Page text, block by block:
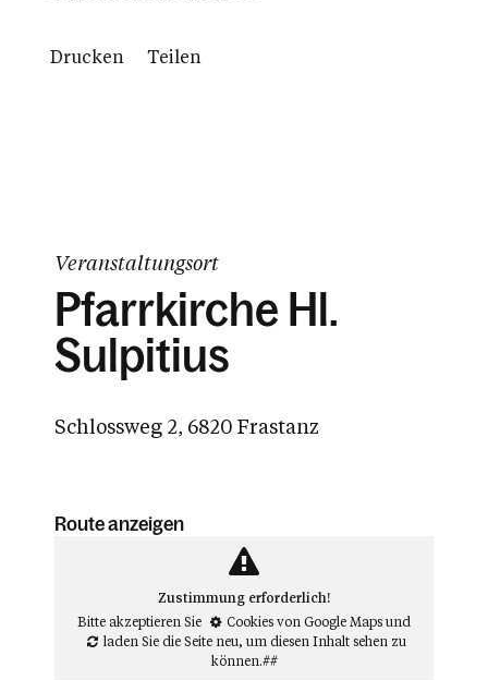
Drucken Teilen
Veranstaltungsort
Pfarrkirche Hl.
Sulpitius
Schlossweg 2, 6820 Frastanz
Route anzeigen
Zustimmung erforderlich!
Bitte akzeptieren Sie
Cookies von Google Mapsund
laden Sie die Seite neu, um diesen Inhalt sehen zu
können.##